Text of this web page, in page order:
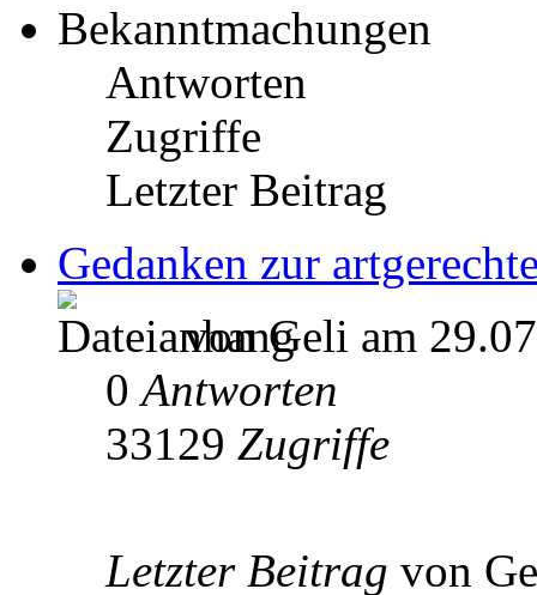
Bekanntmachungen
Antworten
Zugriffe
Letzter Beitrag
Gedanken zur
von Geli am
0Antworten
33129 Zugriffe
Letzter Beitrag von